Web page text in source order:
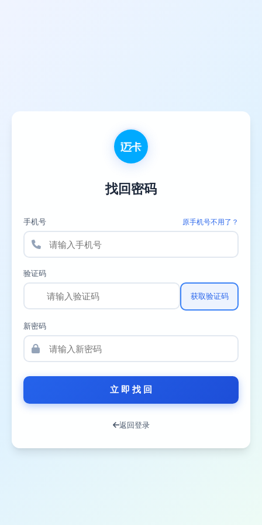
找回密码
手机号 原手机号不用了？
验证码
获取验证码
新密码
立 即 找 回
返回登录